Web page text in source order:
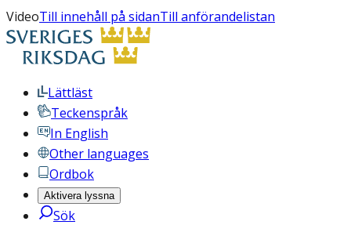
VideoTill innehåll på sidanTill anförandelistan
Lättläst
Teckenspråk
In English
Other languages
Ordbok
Aktivera lyssna
Sök